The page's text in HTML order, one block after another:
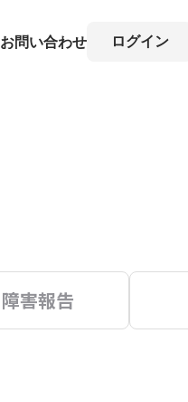
お問い合わせ ログイン
障害報告